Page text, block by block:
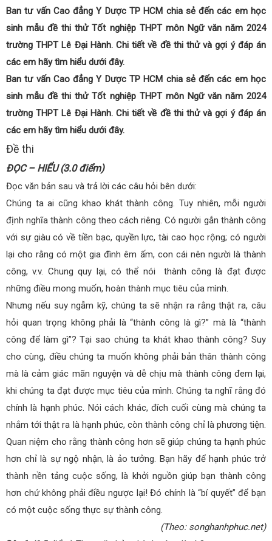
Ban tư vấn Cao đẳng Y Dược TP HCM chia sẻ đến các em học
sinh mẫu đề thi thử Tốt nghiệp THPT môn Ngữ văn năm 2024
trường THPT Lê Đại Hành. Chi tiết về đề thi thử và gợi ý đáp án
các em hãy tìm hiểu dưới đây.
Ban tư vấn Cao đẳng Y Dược TP HCM chia sẻ đến các em học
sinh mẫu đề thi thử Tốt nghiệp THPT môn Ngữ văn năm 2024
trường THPT Lê Đại Hành. Chi tiết về đề thi thử và gợi ý đáp án
các em hãy tìm hiểu dưới đây.
Đề thi
ĐỌC – HIỂU (3.0 điểm)
Đọc văn bản sau và trả lời các câu hỏi bên dưới:
Chúng ta ai cũng khao khát thành công. Tuy nhiên, mỗi người
định nghĩa thành công theo cách riêng. Có người gắn thành công
với sự giàu có về tiền bạc, quyền lực, tài cao học rộng; có người
lại cho rằng có một gia đình êm ấm, con cái nên người là thành
công, v.v. Chung quy lại, có thể nói thành công là đạt được
những điều mong muốn, hoàn thành mục tiêu của mình.
Nhưng nếu suy ngẫm kỹ, chúng ta sẽ nhận ra rằng thật ra, câu
hỏi quan trọng không phải là “thành công là gì?” mà là “thành
công để làm gì”? Tại sao chúng ta khát khao thành công? Suy
cho cùng, điều chúng ta muốn không phải bản thân thành công
mà là cảm giác mãn nguyện và dễ chịu mà thành công đem lại,
khi chúng ta đạt được mục tiêu của mình. Chúng ta nghĩ rằng đó
chính là hạnh phúc. Nói cách khác, đích cuối cùng mà chúng ta
nhắm tới thật ra là hạnh phúc, còn thành công chỉ là phương tiện.
Quan niệm cho rằng thành công hơn sẽ giúp chúng ta hạnh phúc
hơn chỉ là sự ngộ nhận, là ảo tưởng. Bạn hãy để hạnh phúc trở
thành nền tảng cuộc sống, là khởi nguồn giúp bạn thành công
hơn chứ không phải điều ngược lại! Đó chính là “bí quyết” để bạn
có một cuộc sống thực sự thành công.
(Theo: songhanhphuc.net)